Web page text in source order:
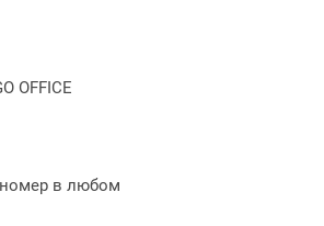
OFFICE
в любом
337